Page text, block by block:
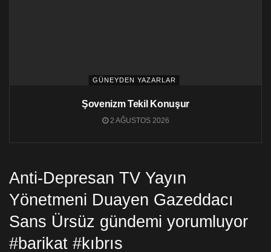
GÜNEYDEN YAZARLAR
Şovenizm Tekil Konuşur
2 AĞUSTOS 2026
Anti-Depresan TV Yayın
Yönetmeni Duayen Gazeddacı
Sans Ürsüz gündemi yorumluyor
#barikat #kıbrıs